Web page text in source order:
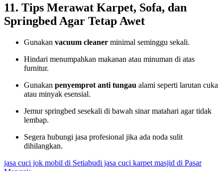
11. Tips Merawat Karpet, Sofa, dan
Springbed Agar Tetap Awet
Gunakan vacuum cleaner minimal seminggu sekali.
Hindari menumpahkan makanan atau minuman di atas
furnitur.
Gunakan penyemprot anti tungau alami seperti larutan cuka
atau minyak esensial.
Jemur springbed sesekali di bawah sinar matahari agar tidak
lembap.
Segera hubungi jasa profesional jika ada noda sulit
dihilangkan.
jasa cuci jok mobil di Setiabudi jasa cuci karpet masjid di Pasar